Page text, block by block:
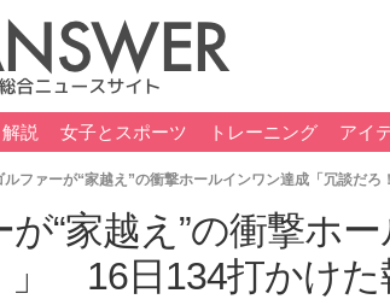
解説 女子とスポーツ トレーニング アイ
ルファーが“家越え”の衝撃ホールインワン達成「冗談だ
“家越え”の衝撃ホ
」 16日134打かけた